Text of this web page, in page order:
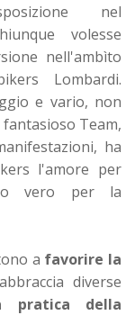
nel
volesse
nell'ambìto
Lombardi.
e vario, non
Team,
ha
l'amore per
vero per la
a favorire la
diverse
pratica della